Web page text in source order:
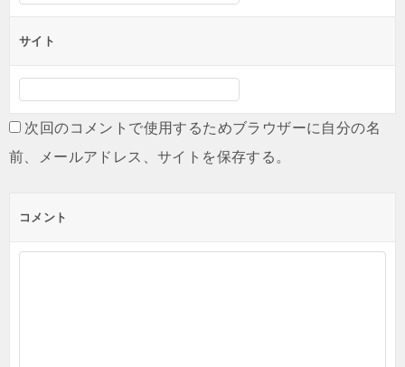
サイト
次回のコメントで使用するためブラウザーに自分の名
前、メールアドレス、サイトを保存する。
コメント